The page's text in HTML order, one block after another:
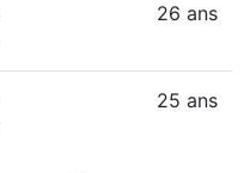
26 ans
25 ans